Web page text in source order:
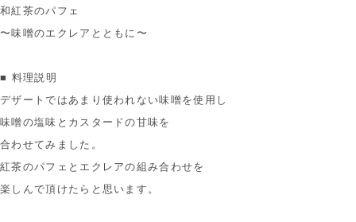
和紅茶のパフェ
〜味噌のエクレアとともに〜
■ 料理説明
デザートではあまり使われない味噌を使用し
味噌の塩味とカスタードの甘味を
合わせてみました。
紅茶のパフェとエクレアの組み合わせを
楽しんで頂けたらと思います。